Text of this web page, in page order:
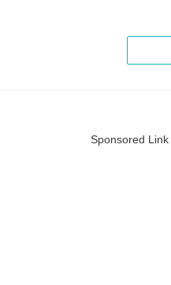
Sponsored Link